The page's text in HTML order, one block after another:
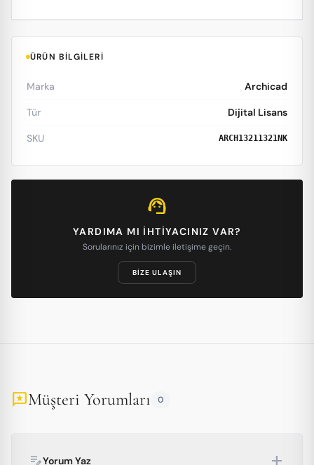
ÜRÜN BILGILERI
Marka Archicad
Tür Dijital Lisans
SKU ARCH13211321NK
support_agent
YARDIMA MI IHTIYACINIZ VAR?
Sorularınız için bizimle iletişime geçin.
BIZE ULAŞIN
reviewsMüşteri Yorumları 0
edit_noteYorum Yaz add